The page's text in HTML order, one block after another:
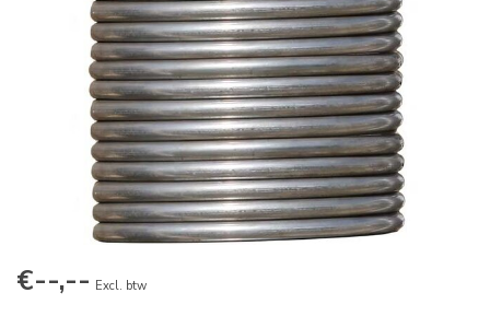
€--,-- Excl. btw